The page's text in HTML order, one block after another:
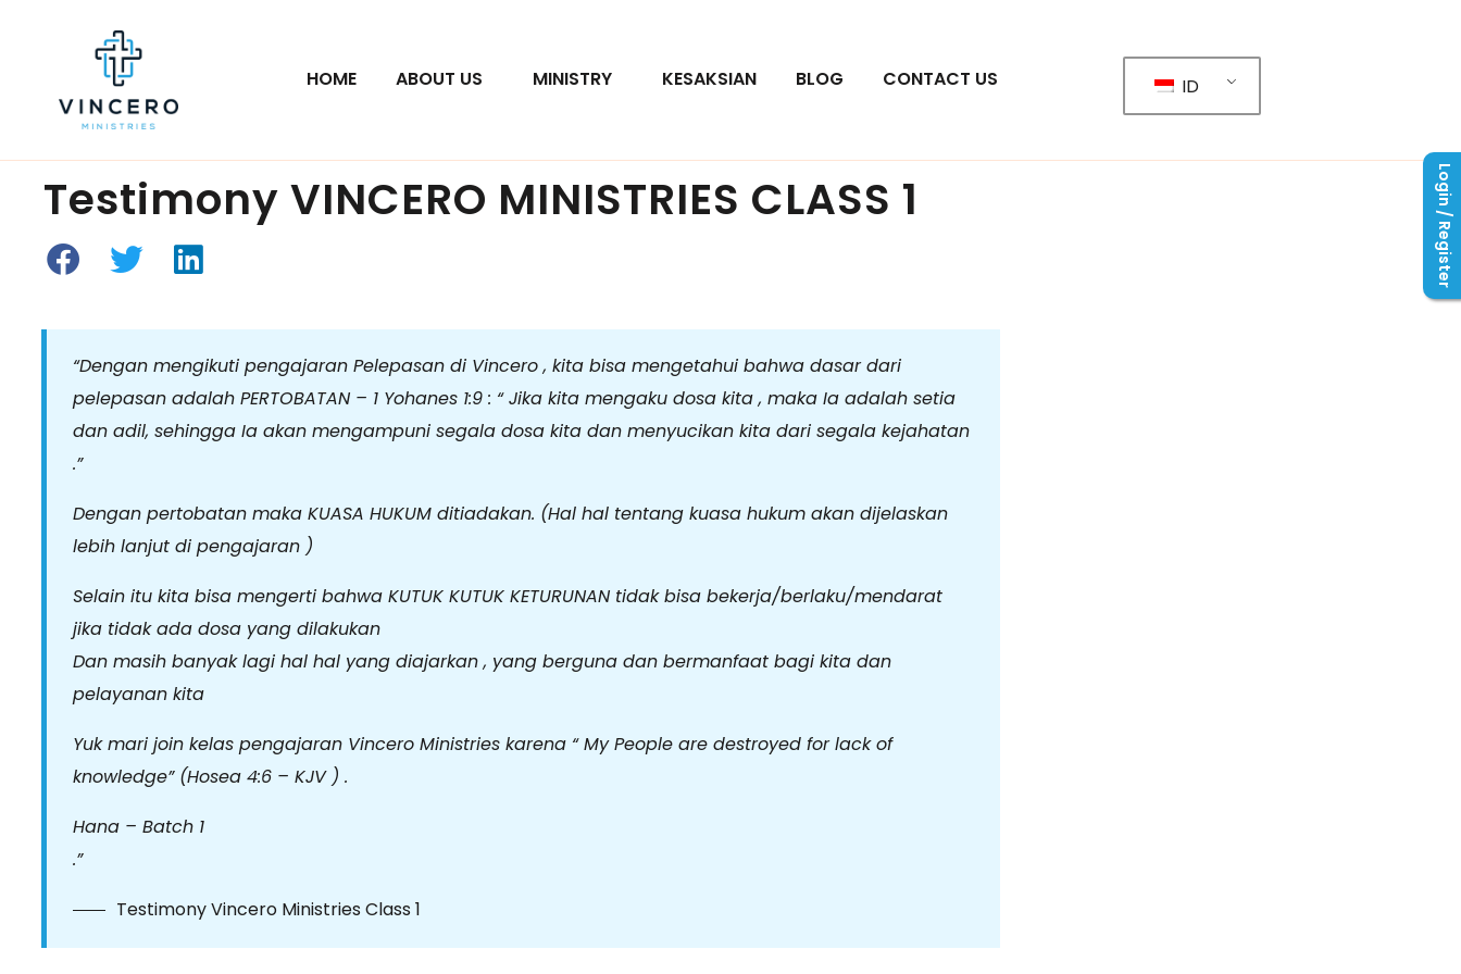
Login / Register
HOME ABOUT US MINISTRY KESAKSIAN BLOG CONTACT US ID
Testimony VINCERO MINISTRIES CLASS 1
“Dengan mengikuti pengajaran Pelepasan di Vincero , kita bisa mengetahui bahwa dasar dari
pelepasan adalah PERTOBATAN – 1 Yohanes 1:9 : “ Jika kita mengaku dosa kita , maka Ia adalah setia
dan adil, sehingga Ia akan mengampuni segala dosa kita dan menyucikan kita dari segala kejahatan
.”
Dengan pertobatan maka KUASA HUKUM ditiadakan. (Hal hal tentang kuasa hukum akan dijelaskan
lebih lanjut di pengajaran )
Selain itu kita bisa mengerti bahwa KUTUK KUTUK KETURUNAN tidak bisa bekerja/berlaku/mendarat
jika tidak ada dosa yang dilakukan
Dan masih banyak lagi hal hal yang diajarkan , yang berguna dan bermanfaat bagi kita dan
pelayanan kita
Yuk mari join kelas pengajaran Vincero Ministries karena “ My People are destroyed for lack of
knowledge” (Hosea 4:6 – KJV ) .
Hana – Batch 1
.”
Testimony Vincero Ministries Class 1